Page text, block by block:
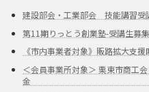
建設部会・工業部会 技能講習受
第11期りっとう創業塾-受講生募
《市内事業者対象》販路拡大支
＜会員事業所対象＞ 栗東市商工